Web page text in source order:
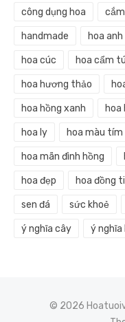
công dụng hoa
handmade hoa
hoa cúc hoa cẩm
hoa hương thảo
hoa hồng xanh hoa
hoa ly hoa màu tím
hoa mãn đình hồng
hoa đẹp hoa đồng
sen đá sức khoẻ
ý nghĩa cây ý nghĩa
© 2026